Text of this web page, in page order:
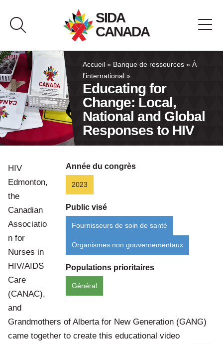
contenu
SIDA
CANADA
À propos de SIDA Canada
Banque de ressources
Pavillon du Canada
English
Accueil » Banque de ressources » À
l'international »
Educating for
Change: Local,
National and Global
Responses to HIV
Année du congrès
2023
Public visé
Fournisseurs de soin de santé
Organismes non gouvernementaux
Populations prioritaires
Général
HIV
Edmonton,
the
Canadian
Associatio
n for
Nurses in
HIV/AIDS
Care
(CANAC),
and
Grandmothers of Alberta for New Generation (GANG)
came together to create this educational video